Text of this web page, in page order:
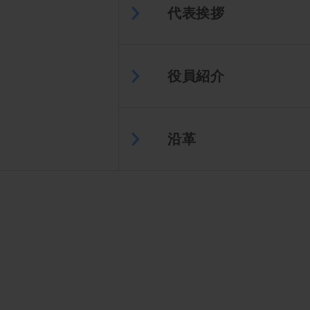
代表挨拶
役員紹介
沿革